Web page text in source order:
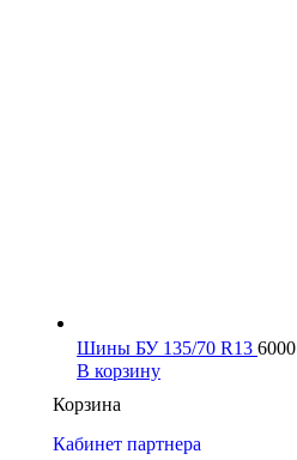
Шины БУ 135/70 R13 6000
В корзину
Корзина
Кабинет партнера